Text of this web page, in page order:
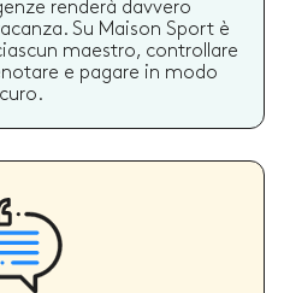
renderà davvero
Su Maison Sport è
maestro, controllare
e pagare in modo